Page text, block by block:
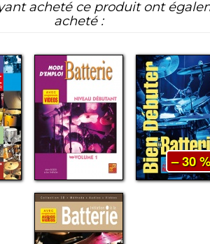
acheté ce produit ont
acheté :
– 30